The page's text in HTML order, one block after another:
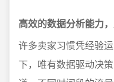
高效的数据分析能力
许多卖家习惯凭经验
下，唯有数据驱动决